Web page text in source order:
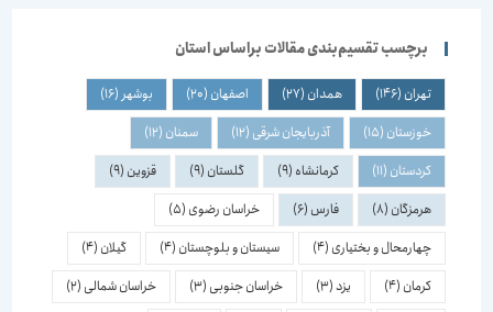
برچسب تقسیم‌بندی مقالات براساس استان
تهران(146) همدان(27) اصفهان(20) بوشهر(16)
خوزستان(15) آذربایجان شرقی(12) سمنان(12)
کردستان(11) کرمانشاه(9) گلستان(9) قزوین(9)
هرمزگان(8) فارس(6) خراسان رضوی(5)
چهارمحال و بختیاری(4) سیستان و بلوچستان(4) گیلان(4)
کرمان(4)
(3) خراسان جنوبی(3) خراسان شمالی(2)